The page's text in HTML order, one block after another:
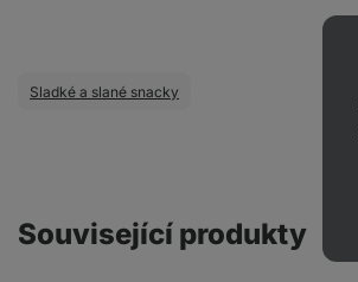
Sladké a slané snacky
Související produkty